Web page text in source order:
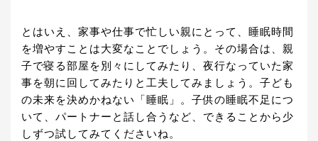
とはいえ、家事や仕事で忙しい親にとって、睡眠時間
を増やすことは大変なことでしょう。その場合は、親
子で寝る部屋を別々にしてみたり、夜行なっていた家
事を朝に回してみたりと工夫してみましょう。子ども
の未来を決めかねない「睡眠」。子供の睡眠不足につ
いて、パートナーと話し合うなど、できることから少
しずつ試してみてくださいね。